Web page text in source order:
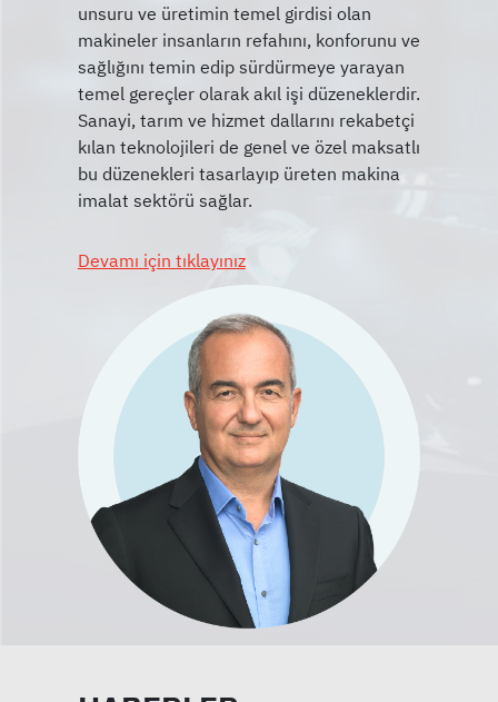
unsuru ve üretimin temel girdisi olan
makineler insanların refahını, konforunu ve
sağlığını temin edip sürdürmeye yarayan
temel gereçler olarak akıl işi düzeneklerdir.
Sanayi, tarım ve hizmet dallarını rekabetçi
kılan teknolojileri de genel ve özel maksatlı
bu düzenekleri tasarlayıp üreten makina
Devamı için tıklayınız